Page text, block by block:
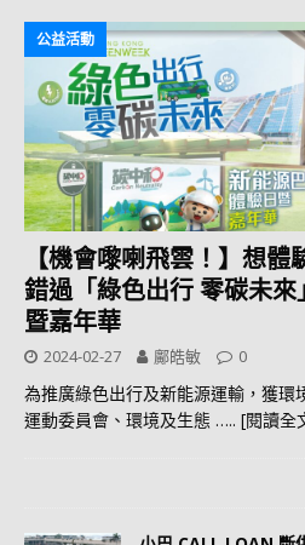
公益活動
【機會嚟喇飛雲！】想
錯過「綠色出行 零碳未
暨嘉年華
2024-02-27 鄺皓敏 0
為推廣綠色出行及新能源運輸，獲環
運動委員會、環境及生態 ….. [閱讀全